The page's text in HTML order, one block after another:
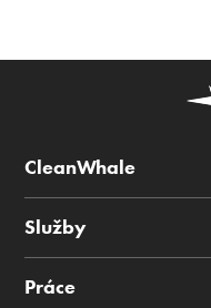
CleanWhale
Služby
Práce